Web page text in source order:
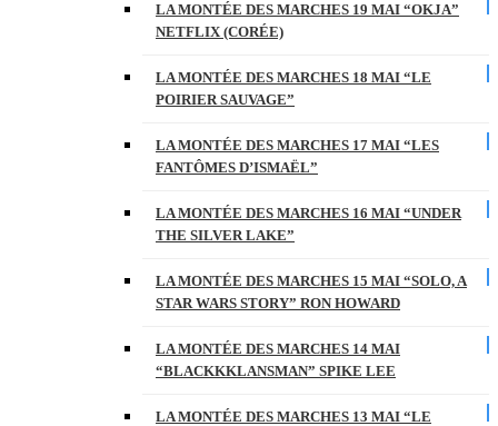
LA MONTÉE DES MARCHES 19 MAI “OKJA”
NETFLIX (CORÉE)
LA MONTÉE DES MARCHES 18 MAI “LE
POIRIER SAUVAGE”
LA MONTÉE DES MARCHES 17 MAI “LES
FANTÔMES D’ISMAËL”
LA MONTÉE DES MARCHES 16 MAI “UNDER
THE SILVER LAKE”
LA MONTÉE DES MARCHES 15 MAI “SOLO, A
STAR WARS STORY” RON HOWARD
LA MONTÉE DES MARCHES 14 MAI
“BLACKKKLANSMAN” SPIKE LEE
LA MONTÉE DES MARCHES 13 MAI “LE